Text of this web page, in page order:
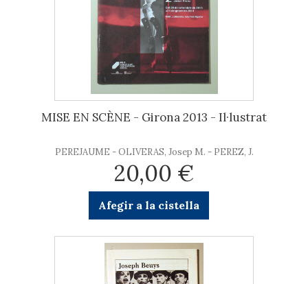
MISE EN SCÈNE - Girona 2013 - Il·lustrat
PEREJAUME - OLIVERAS, Josep M. - PEREZ, J.
20,00 €
Afegir a la cistella